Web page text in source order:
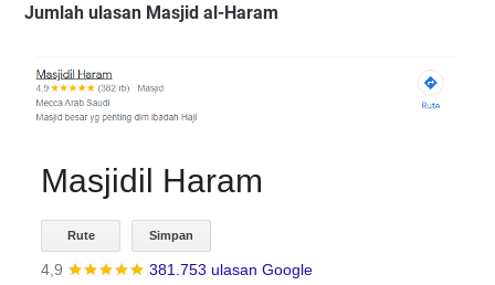
Jumlah ulasan Masjid al-Haram
Masjidil Haram
Rute Simpan
4,9
381.753 ulasan Google